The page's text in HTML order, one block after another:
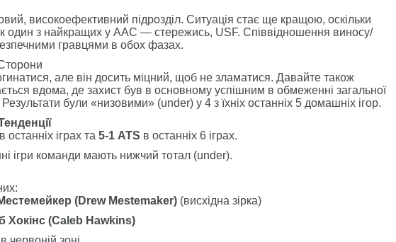
високоефективний підрозділ. Ситуація стає ще кращою, оскільки
один з найкращих у AAC — стережись, USF. Співвідношення виносу/
гравцями в обох фазах.
але він досить міцний, щоб не зламатися. Давайте також
вдома, де захист був в основному успішним в обмеженні загальної
Результати були «низовими» (under) у 4 з їхніх останніх 5 домашніх ігор.
в останніх іграх та 5-1 ATS в останніх 6 іграх.
ігри команди мають нижчий тотал (under).
(Drew Mestemaker) (висхідна зірка)
Хокінс (Caleb Hawkins)